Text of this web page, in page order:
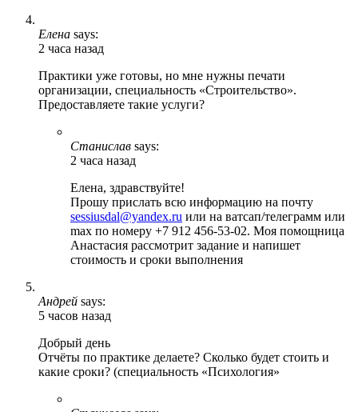
Елена says:
2 часа назад
Практики уже готовы, но мне нужны печати
организации, специальность «Строительство».
Предоставляете такие услуги?
Станислав says:
2 часа назад
Елена, здравствуйте!
Прошу прислать всю информацию на почту
sessiusdal@yandex.ru или на ватсап/телеграмм или
max по номеру +7 912 456-53-02. Моя помощница
Анастасия рассмотрит задание и напишет
стоимость и сроки выполнения
Андрей says:
5 часов назад
Добрый день
Отчёты по практике делаете? Сколько будет стоить и
какие сроки? (специальность «Психология»